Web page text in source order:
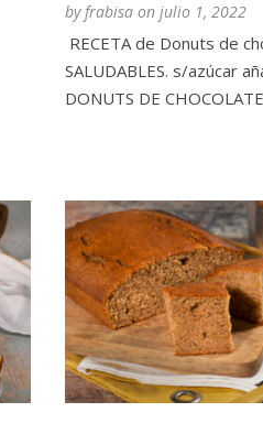
byfrabisa on julio 1, 2022
RECETA de Donuts de
SALUDABLES. s/azúcar
DONUTS DE